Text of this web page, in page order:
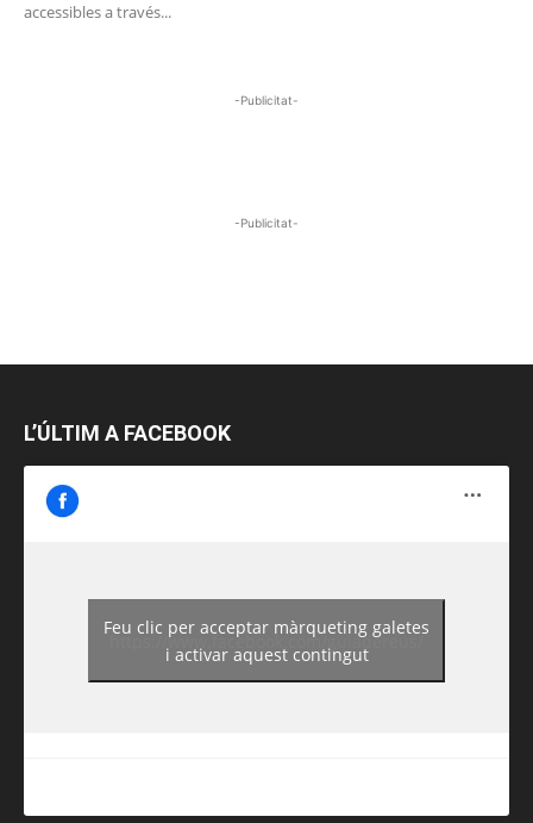
accessibles a través...
-Publicitat-
-Publicitat-
L’ÚLTIM A FACEBOOK
https://www.facebook.com/guiadereus/
Feu clic per acceptar màrqueting galetes
i activar aquest contingut